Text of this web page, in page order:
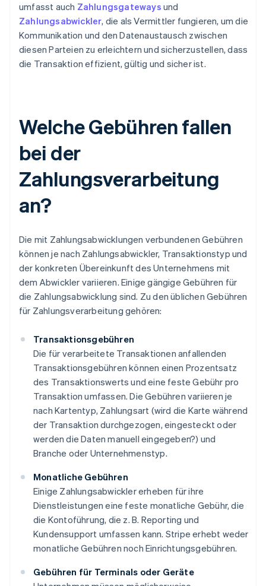
umfasst auch Zahlungsgateways und
Zahlungsabwickler, die als Vermittler fungieren, um die
Kommunikation und den Datenaustausch zwischen
diesen Parteien zu erleichtern und sicherzustellen, dass
die Transaktion effizient, gültig und sicher ist.
Welche Gebühren fallen
bei der
Zahlungsverarbeitung
an?
Die mit Zahlungsabwicklungen verbundenen Gebühren
können je nach Zahlungsabwickler, Transaktionstyp und
der konkreten Übereinkunft des Unternehmens mit
dem Abwickler variieren. Einige gängige Gebühren für
die Zahlungsabwicklung sind. Zu den üblichen Gebühren
für Zahlungsverarbeitung gehören:
Transaktionsgebühren
Die für verarbeitete Transaktionen anfallenden
Transaktionsgebühren können einen Prozentsatz
des Transaktionswerts und eine feste Gebühr pro
Transaktion umfassen. Die Gebühren variieren je
nach Kartentyp, Zahlungsart (wird die Karte während
der Transaktion durchgezogen, eingesteckt oder
werden die Daten manuell eingegeben?) und
Branche oder Unternehmenstyp.
Monatliche Gebühren
Einige Zahlungsabwickler erheben für ihre
Dienstleistungen eine feste monatliche Gebühr, die
die Kontoführung, die z. B. Reporting und
Kundensupport umfassen kann. Stripe erhebt weder
monatliche Gebühren noch Einrichtungsgebühren.
Gebühren für Terminals oder Geräte